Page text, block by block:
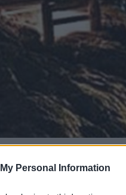
Personal Information